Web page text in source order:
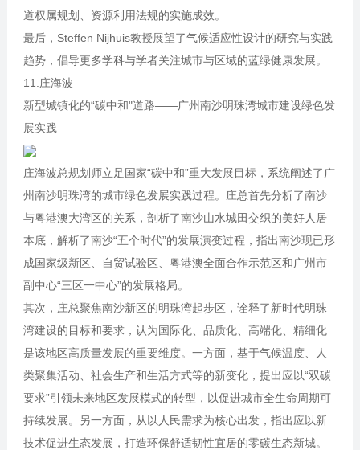
道权属规划、资源利用法规的实施成效。
最后，Steffen Nijhuis教授展望了气候适应性设计的研究与实践
趋势，倡导更多学科与学者关注城市与区域的蓝绿健康发展。
11.庄海波
新型城镇化的“碳中和"道路——广州南沙明珠湾城市建设绿色发
展实践
庄海波总规划师立足国家“碳中和”重大发展目标，系统阐述了广
州南沙明珠湾的城市绿色发展实践过程。庄总首先分析了南沙
与粤港澳大湾区的关系，剖析了南沙山水城田交织的美好人居
本底，解析了南沙“五个时代”的发展演变过程，指出南沙现已形
成国家级新区、自贸试验区、粤港澳全面合作示范区和广州市
副中心“三区一中心”的发展格局。
其次，庄总聚焦南沙新区的明珠湾起步区，诠释了新时代明珠
湾建设的目标和要求，认为国际化、品质化、高端化、精细化
是该地区高质量发展的重要维度。一方面，基于气候温度、人
类聚集活动、社会生产和生活方式等的新变化，提出应以“双碳
要求”引领未来地区发展模式的转型，以促进城市全生命周期可
持续发展。另一方面，从以人民需求为核心出发，指出应以新
技术促进生态发展，打造环保舒适韧性宜居的零碳生态新城。